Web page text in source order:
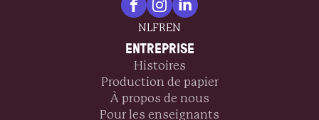
NLFREN
ENTREPRISE
Histoires
Production de papier
À propos de nous
Pour les enseignants